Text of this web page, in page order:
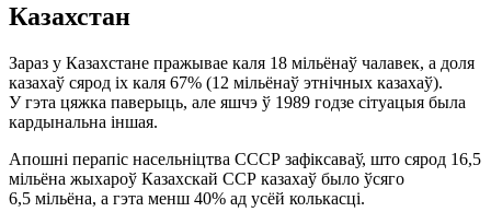
Казахстан
Зараз у Казахстане пражывае каля 18 мільёнаў чалавек, а доля
казахаў сярод іх каля 67% (12 мільёнаў этнічных казахаў).
У гэта цяжка паверыць, але яшчэ ў 1989 годзе сітуацыя была
кардынальна іншая.
Апошні перапіс насельніцтва СССР зафіксаваў, што сярод 16,5
мільёна жыхароў Казахскай ССР казахаў было ўсяго
6,5 мільёна, а гэта менш 40% ад усёй колькасці.